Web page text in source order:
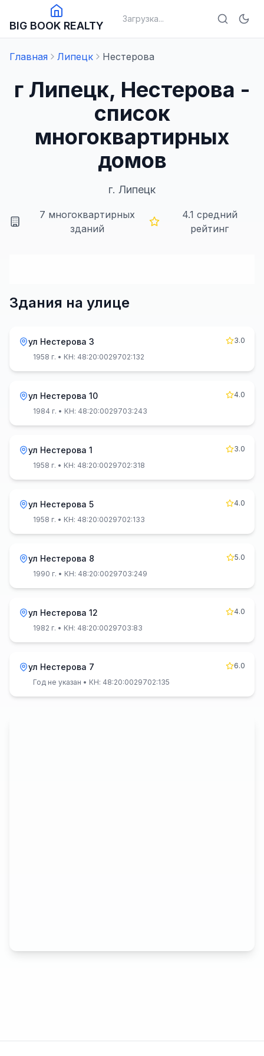
BIG BOOK REALTY
Загрузка...
Главная Липецк Нестерова
г Липецк, Нестерова -
список
многоквартирных
домов
г. Липецк
7 многоквартирных
зданий
4.1 средний
рейтинг
Здания на улице
ул Нестерова 3
3.0
1958 г. • КН: 48:20:0029702:132
ул Нестерова 10
4.0
1984 г. • КН: 48:20:0029703:243
ул Нестерова 1
3.0
1958 г. • КН: 48:20:0029702:318
ул Нестерова 5
4.0
1958 г. • КН: 48:20:0029702:133
ул Нестерова 8
5.0
1990 г. • КН: 48:20:0029703:249
ул Нестерова 12
4.0
1982 г. • КН: 48:20:0029703:83
ул Нестерова 7
6.0
Год не указан • КН: 48:20:0029702:135